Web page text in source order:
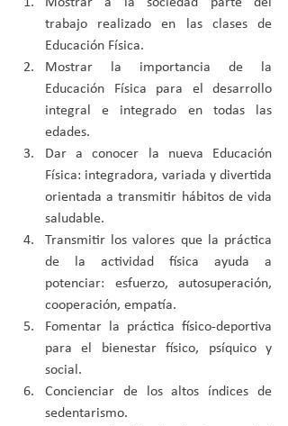
trabajo realizado en las clases de
Educación Física.
Mostrar la importancia de la
Educación Física para el desarrollo
integral e integrado en todas las
edades.
Dar a conocer la nueva Educación
Física: integradora, variada y divertida
orientada a transmitir hábitos de vida
saludable.
Transmitir los valores que la práctica
de la actividad física ayuda a
potenciar: esfuerzo, autosuperación,
cooperación, empatía.
Fomentar la práctica físico-deportiva
para el bienestar físico, psíquico y
social.
Concienciar de los altos índices de
sedentarismo.